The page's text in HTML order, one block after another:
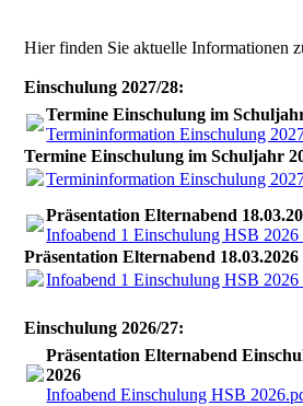
Hier finden Sie aktuelle Informationen
Einschulung 2027/28:
Termine Einschulung im
Termininformation Einschulung
Termine Einschulung im Schuljahr
Termininformation Einschulung
Präsentation Elternabend
Infoabend 1 Einschulung HSB 2026
Präsentation Elternabend 18.03.2026
Infoabend 1 Einschulung HSB 2026
Einschulung 2026/27:
Präsentation Elternabend
2026
Infoabend Einschulung HSB